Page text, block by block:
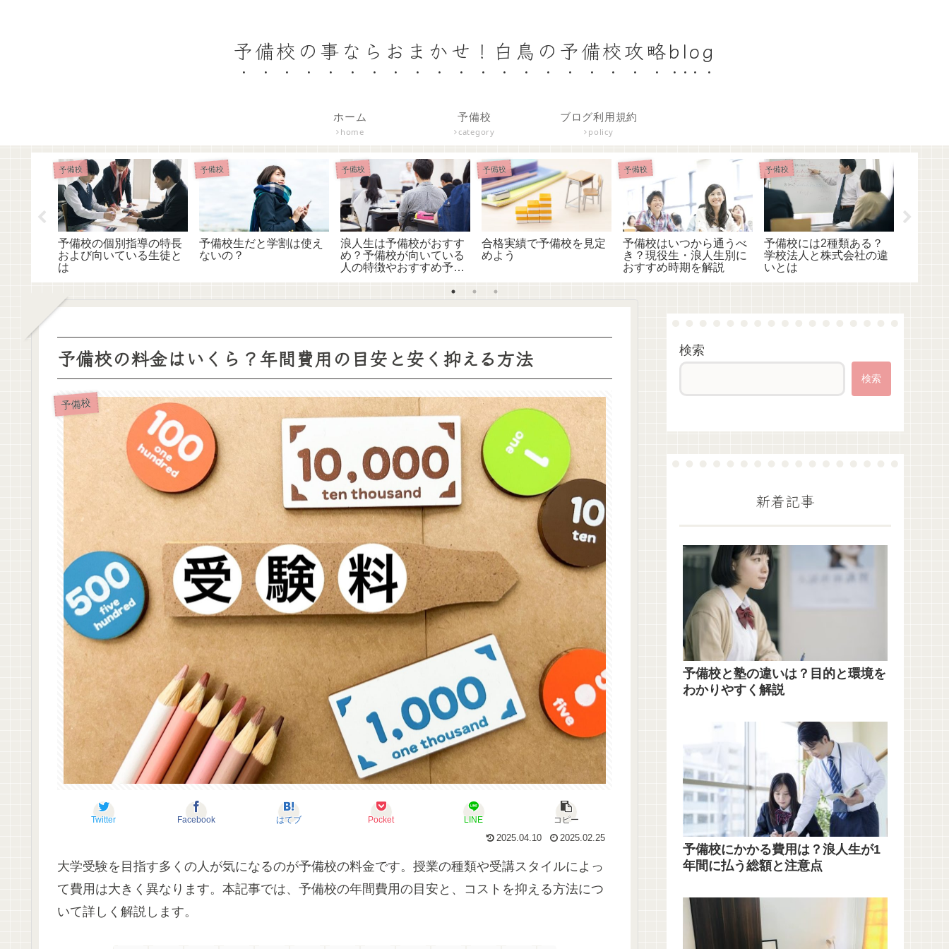
予備校の事ならおまかせ！白鳥の予備校攻略blog
ホーム
home
予備校
category
ブログ利用規約
policy
予備校
予備校の個別指導の特長
および向いている生徒と
は
予備校
予備校生だと学割は使え
ないの？
予備校
浪人生は予備校がおすす
め？予備校が向いている
人の特徴やおすすめ予備
予備校
合格実績で予備校を見定
めよう
予備校
予備校はいつから通うべ
き？現役生・浪人生別に
おすすめ時期を解説
予備校
予備校には2種類ある？
学校法人と株式会社の違
いとは
予備校の料金はいくら？年間費用の目安と安く抑える方法
予備校
Twitter Facebook はてブ Pocket LINE
コピー
2025.04.10
2025.02.25
大学受験を目指す多くの人が気になるのが予備校の料金です。授業の種類や受講スタイルによっ
て費用は大きく異なります。本記事では、予備校の年間費用の目安と、コストを抑える方法につ
いて詳しく解説します。
検索
検索
新着記事
予備校と塾の違いは？目的と環境を
わかりやすく解説
予備校にかかる費用は？浪人生が1
年間に払う総額と注意点